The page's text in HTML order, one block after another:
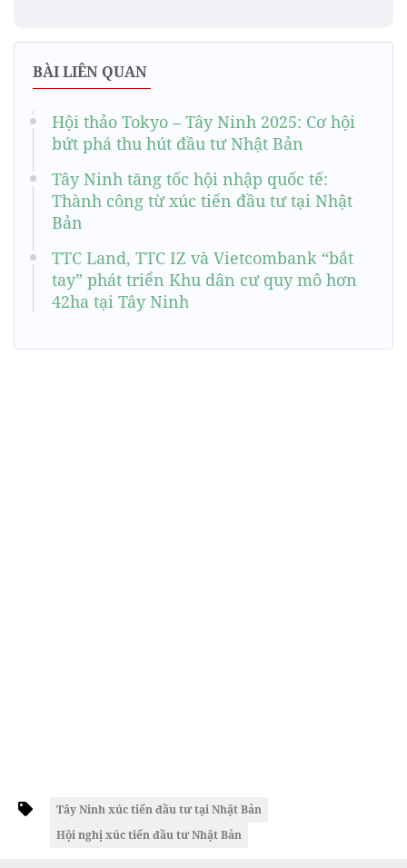
BÀI LIÊN QUAN
Hội thảo Tokyo – Tây Ninh 2025: Cơ hội
bứt phá thu hút đầu tư Nhật Bản
Tây Ninh tăng tốc hội nhập quốc tế:
Thành công từ xúc tiến đầu tư tại Nhật
Bản
TTC Land, TTC IZ và Vietcombank “bắt
tay” phát triển Khu dân cư quy mô hơn
42ha tại Tây Ninh
Tây Ninh xúc tiến đầu tư tại Nhật Bản
Hội nghị xúc tiến đầu tư Nhật Bản